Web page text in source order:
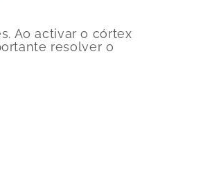
Ao activar o córtex
resolver o